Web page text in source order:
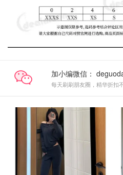
加小编微信：
每天刷刷朋友圈，精华折扣